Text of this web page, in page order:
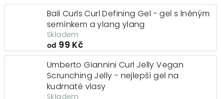
Bali Curls Curl Defining Gel - gel s lněným
semínkem a ylang ylang
Skladem
od 99 Kč
Umberto Giannini Curl Jelly Vegan
Scrunching Jelly - nejlepší gel na
kudrnaté vlasy
Skladem